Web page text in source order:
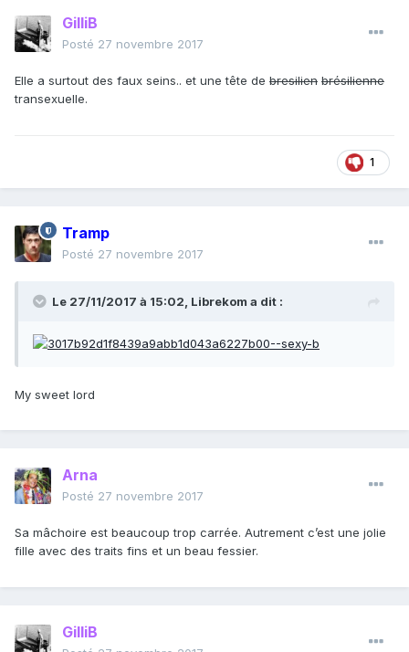
GilliB
Posté 27 novembre 2017
Elle a surtout des faux seins.. et une tête de bresilien brésilienne
transexuelle.
1
Tramp
Posté 27 novembre 2017
Le 27/11/2017 à 15:02, Librekom a dit :
My sweet lord
Arna
Posté 27 novembre 2017
Sa mâchoire est beaucoup trop carrée. Autrement c’est une jolie
fille avec des traits fins et un beau fessier.
GilliB